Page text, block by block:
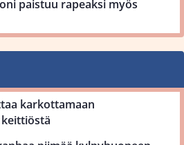
paistuu rapeaksi myös
karkottamaan